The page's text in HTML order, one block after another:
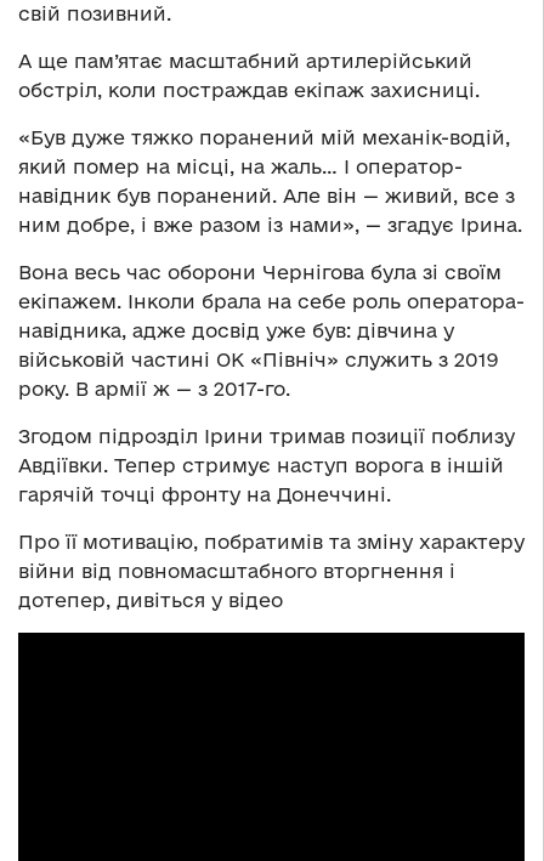
свій позивний.
А ще пам’ятає масштабний артилерійський
обстріл, коли постраждав екіпаж захисниці.
«Був дуже тяжко поранений мій механік-водій,
який помер на місці, на жаль… І оператор-
навідник був поранений. Але він — живий, все з
ним добре, і вже разом із нами», — згадує Ірина.
Вона весь час оборони Чернігова була зі своїм
екіпажем. Інколи брала на себе роль оператора-
навідника, адже досвід уже був: дівчина у
військовій частині ОК «Північ» служить з 2019
року. В армії ж — з 2017-го.
Згодом підрозділ Ірини тримав позиції поблизу
Авдіївки. Тепер стримує наступ ворога в іншій
гарячій точці фронту на Донеччині.
Про її мотивацію, побратимів та зміну характеру
війни від повномасштабного вторгнення і
дотепер, дивіться у відео